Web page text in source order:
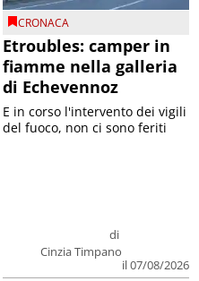
CRONACA
Etroubles: camper in
fiamme nella galleria
di Echevennoz
di
Cinzia Timpano
il 07/08/2026
E in corso l'intervento dei vigili
del fuoco, non ci sono feriti